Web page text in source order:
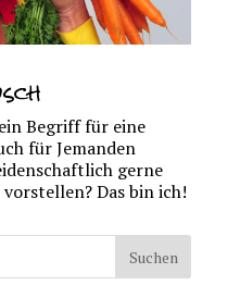
Begriff für eine
für Jemanden
gerne
Das bin ich!